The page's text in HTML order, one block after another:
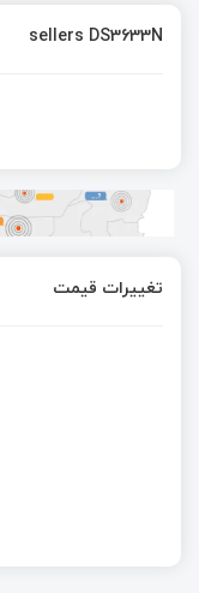
sellers DS3633N
تغییرات قیمت